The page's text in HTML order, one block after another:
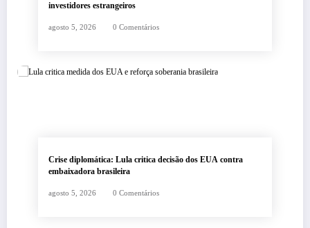
investidores estrangeiros
agosto 5, 2026 0 Comentários
Crise diplomática: Lula critica decisão dos EUA contra
embaixadora brasileira
agosto 5, 2026 0 Comentários